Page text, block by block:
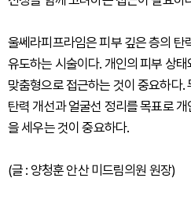
울쎄라피프라임은 피부 깊은 층의 탄
유도하는 시술이다. 개인의 피부 상
맞춤형으로 접근하는 것이 중요하다
탄력 개선과 얼굴선 정리를 목표로
을 세우는 것이 중요하다.
(글 : 양청훈 안산 미드림의원 원장)